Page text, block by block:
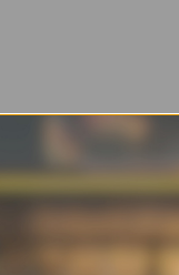
jelo! Malo